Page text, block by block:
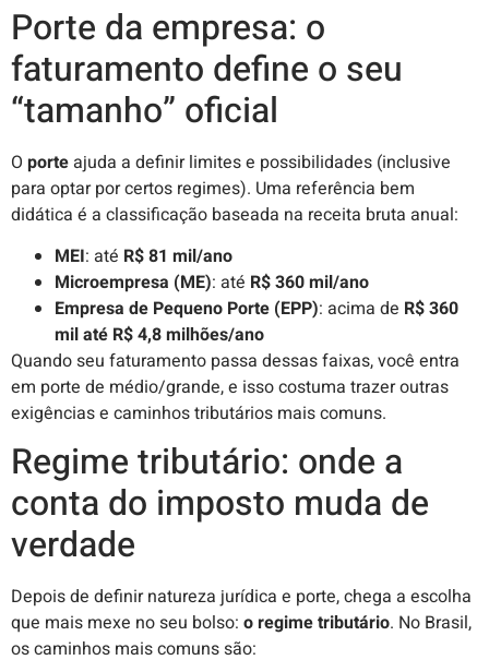
Porte da empresa: o
faturamento define o seu
“tamanho” oficial
O porteajuda a definir limites e possibilidades (inclusive
para optar por certos regimes). Uma referência bem
didática é a classificação baseada na receita bruta anual:
MEI: até R$ 81 mil/ano
Microempresa (ME): até R$ 360 mil/ano
Empresa de Pequeno Porte (EPP): acima de R$ 360
mil até R$ 4,8 milhões/ano
Quando seu faturamento passa dessas faixas, você entra
em porte de médio/grande, e isso costuma trazer outras
exigências e caminhos tributários mais comuns.
Regime tributário: onde a
conta do imposto muda de
verdade
Depois de definir natureza jurídica e porte, chega a escolha
que mais mexe no seu bolso: o regime tributário. No Brasil,
os caminhos mais comuns são: